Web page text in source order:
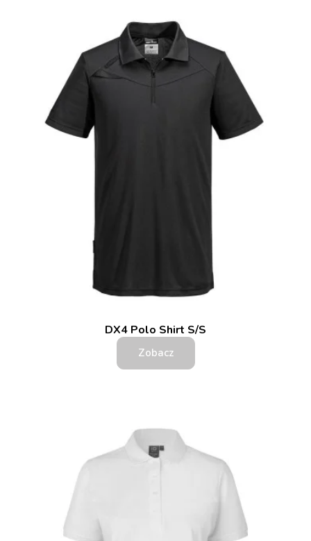
DX4 Polo Shirt S/S
Zobacz